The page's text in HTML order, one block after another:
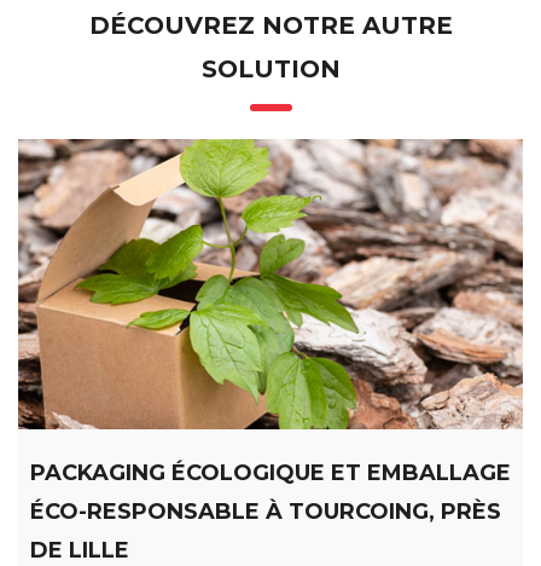
DÉCOUVREZ NOTRE AUTRE
SOLUTION
PACKAGING ÉCOLOGIQUE ET EMBALLAGE
ÉCO-RESPONSABLE À TOURCOING, PRÈS
DE LILLE